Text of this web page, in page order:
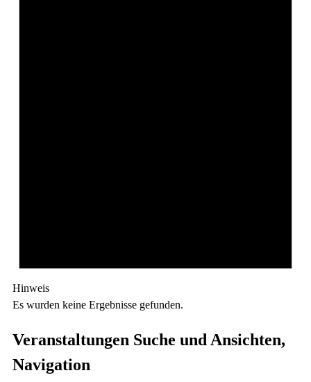
Hinweis
Es wurden keine Ergebnisse gefunden.
Veranstaltungen Suche und Ansichten,
Navigation